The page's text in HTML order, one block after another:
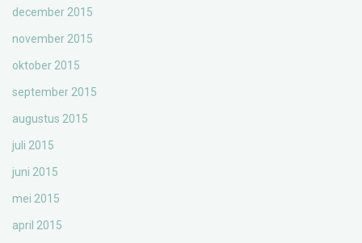
december 2015
november 2015
oktober 2015
september 2015
augustus 2015
juli 2015
juni 2015
mei 2015
april 2015